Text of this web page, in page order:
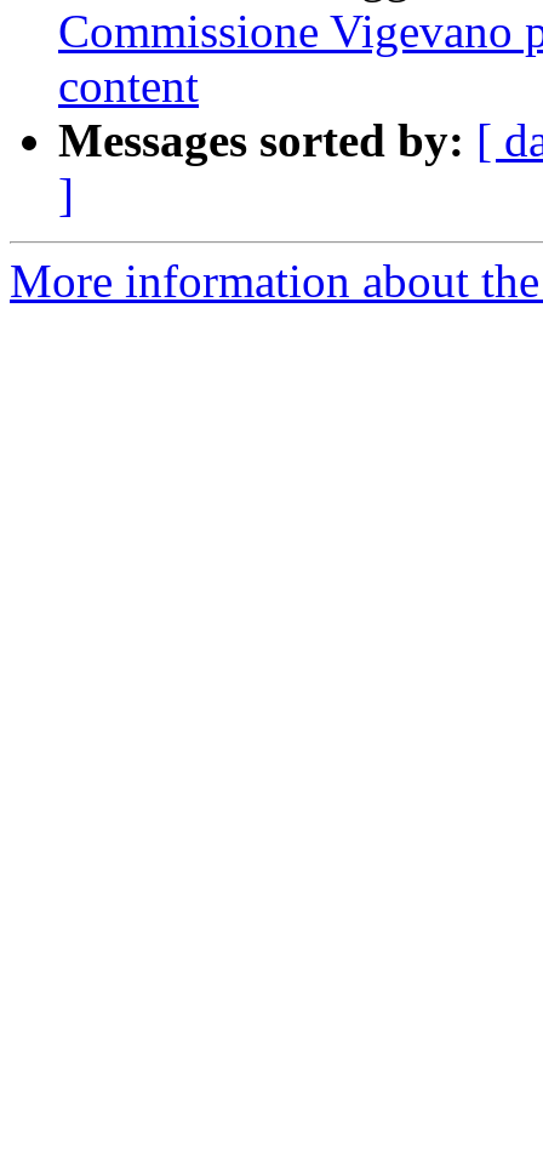
Commissione Vigevano
content
Messages sorted by: [
]
More information about